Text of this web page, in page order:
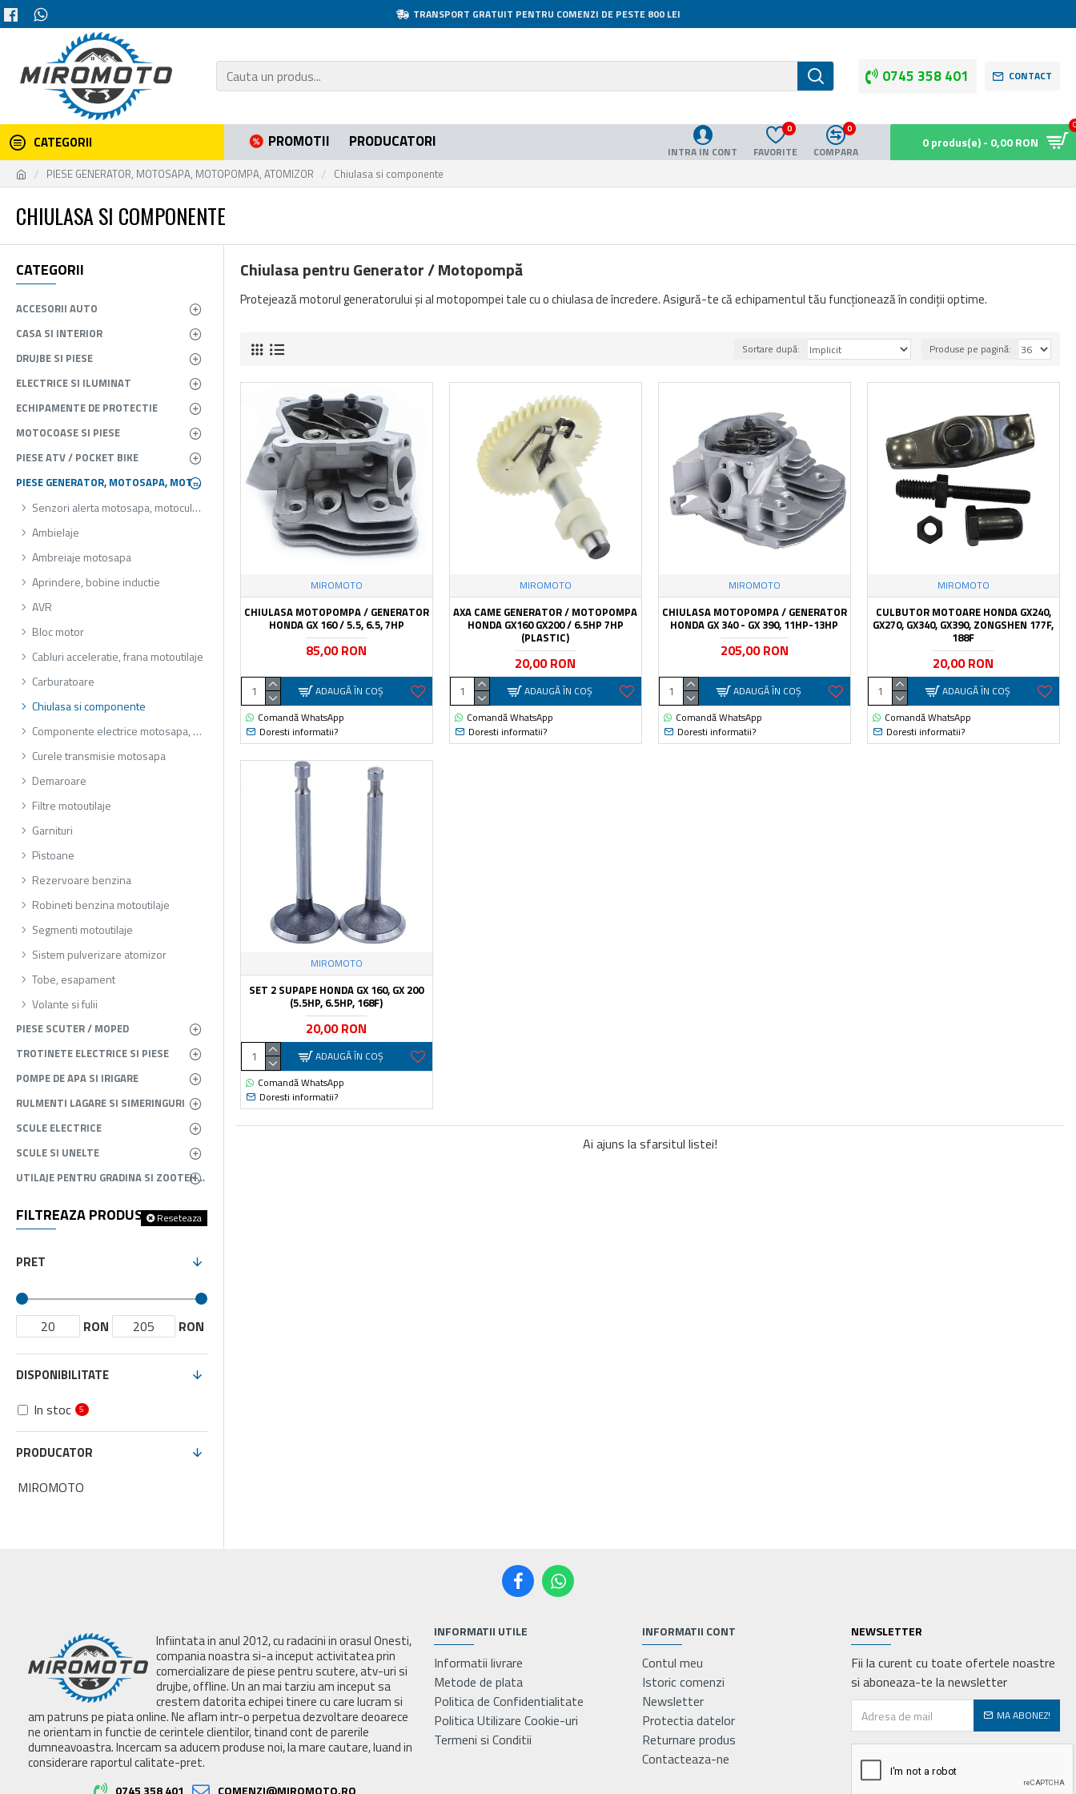
TRANSPORT GRATUIT PENTRU COMENZI DE PESTE 800 LEI
0745 358 401 CONTACT
CATEGORII PROMOTII PRODUCATORI
INTRA IN CONT FAVORITE
0
COMPARA
0
0 produs(e) - 0,00 RON
PIESE GENERATOR, MOTOSAPA, MOTOPOMPA, ATOMIZOR Chiulasa si componente
CHIULASA SI COMPONENTE
CATEGORII
ACCESORII AUTO
CASA SI INTERIOR
DRUJBE SI PIESE
ELECTRICE SI ILUMINAT
ECHIPAMENTE DE PROTECTIE
MOTOCOASE SI PIESE
PIESE ATV / POCKET BIKE
PIESE GENERATOR, MOTOSAPA, MOTOPOMPA, ATOMIZOR
Senzori alerta motosapa, motocultor
Ambielaje
Ambreiaje motosapa
Aprindere, bobine inductie
AVR
Bloc motor
Cabluri acceleratie, frana motoutilaje
Carburatoare
Chiulasa si componente
Componente electrice motosapa, motocultor
Curele transmisie motosapa
Demaroare
Filtre motoutilaje
Garnituri
Pistoane
Rezervoare benzina
Robineti benzina motoutilaje
Segmenti motoutilaje
Sistem pulverizare atomizor
Tobe, esapament
Volante si fulii
PIESE SCUTER / MOPED
TROTINETE ELECTRICE SI PIESE
POMPE DE APA SI IRIGARE
RULMENTI LAGARE SI SIMERINGURI
SCULE ELECTRICE
SCULE SI UNELTE
UTILAJE PENTRU GRADINA SI ZOOTEHNIE
FILTREAZA PRODUSELEReseteaza
PRET
RON RON
PRODUCATOR
MIROMOTO
DISPONIBILITATE
In stoc 5
Chiulasa pentru Generator / Motopompă
Protejează motorul generatorului și al motopompei tale cu o chiulasa de încredere. Asigură-te că echipamentul tău funcționează în condiții optime.
Sortare după: Produse pe pagină:
MIROMOTO
CHIULASA MOTOPOMPA / GENERATOR
HONDA GX 160 / 5.5, 6.5, 7HP
85,00 RON
ADAUGĂ ÎN COŞ
Comandă WhatsApp
Doresti informatii?
MIROMOTO
AXA CAME GENERATOR / MOTOPOMPA
HONDA GX160 GX200 / 6.5HP 7HP
(PLASTIC)
20,00 RON
ADAUGĂ ÎN COŞ
Comandă WhatsApp
Doresti informatii?
MIROMOTO
CHIULASA MOTOPOMPA / GENERATOR
HONDA GX 340 - GX 390, 11HP-13HP
205,00 RON
ADAUGĂ ÎN COŞ
Comandă WhatsApp
Doresti informatii?
MIROMOTO
CULBUTOR MOTOARE HONDA GX240,
GX270, GX340, GX390, ZONGSHEN 177F,
188F
20,00 RON
ADAUGĂ ÎN COŞ
Comandă WhatsApp
Doresti informatii?
MIROMOTO
SET 2 SUPAPE HONDA GX 160, GX 200
(5.5HP, 6.5HP, 168F)
20,00 RON
ADAUGĂ ÎN COŞ
Comandă WhatsApp
Doresti informatii?
Ai ajuns la sfarsitul listei!
Infiintata in anul 2012, cu radacini in orasul Onesti,
compania noastra si-a inceput activitatea prin
comercializare de piese pentru scutere, atv-uri si
drujbe, offline. Un an mai tarziu am inceput sa
crestem datorita echipei tinere cu care lucram si
am patruns pe piata online. Ne aflam intr-o perpetua dezvoltare deoarece
ne orientam in functie de cerintele clientilor, tinand cont de parerile
dumneavoastra. Incercam sa aducem produse noi, la mare cautare, luand in
considerare raportul calitate-pret.
0745 358 401 COMENZI@MIROMOTO.RO
INFORMATII UTILE
Informatii livrare
Metode de plata
Politica de Confidentialitate
Politica Utilizare Cookie-uri
Termeni si Conditii
INFORMATII CONT
Contul meu
Istoric comenzi
Newsletter
Protectia datelor
Returnare produs
Contacteaza-ne
NEWSLETTER
Fii la curent cu toate ofertele noastre
si aboneaza-te la newsletter
MA ABONEZ!